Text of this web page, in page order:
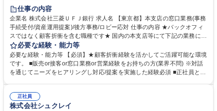
土日祝休み
仕事の内容
企業名 株式会社三菱ＵＦＪ銀行 求人名 【東京都】本支店の窓口業務(事務
手続受付/資産運用提案)/後方事務/ロビー応対 仕事の内容 ★バックオフィ
スではなく顧客折衝を含む職種です★ 国内の本支店等にて下記の業務に従
事していただきます。 ■窓口/後方/ロビーにて事務手続等の受付・オペレ
ーション、お客様対応 ■窓口にて、ご来店された個人のお客様に対して金
融商品のご提案 ■効率的な事務運用の検討・構築等 ≪業務紹介：ご応募前
に必ずご覧ください≫ ※記事 https://www.mysite.bk.mufg.jp/career/circle/
必要な経験・能力等
必要な経験・能力等 【必須】★顧客折衝経験を活かしてご活躍可能な環境
です。 ■販売or接客or窓口業務or営業経験をお持ちの方(業界不問) ※対話
を通じてニーズをヒアリングし対応/提案を実施した経験必須 ■正社員とし
るので安心して入行いただけます。 幅広いキャリアの選択肢があり、公募
や社内副業等を活用し、 一人ひとりが挑戦できるカルチャーが浸透してい
正社員
株式会社シュクレイ